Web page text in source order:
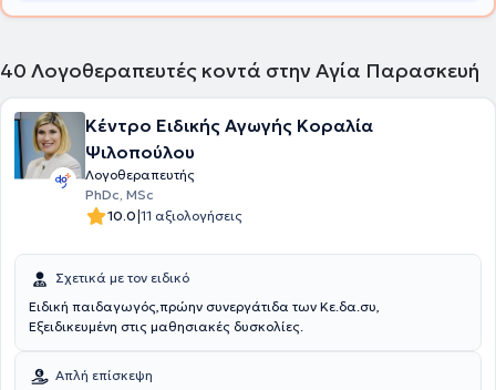
40 Λογοθεραπευτές κοντά στην Αγία Παρασκευή
Κέντρο Ειδικής Αγωγής Κοραλία
Ψιλοπούλου
Λογοθεραπευτής
PhDc, MSc
10.0|11 αξιολογήσεις
Σχετικά με τον ειδικό
Ειδική παιδαγωγός,πρώην συνεργάτιδα των Κε.δα.συ,
Εξειδικευμένη στις μαθησιακές δυσκολίες.
Απλή επίσκεψη